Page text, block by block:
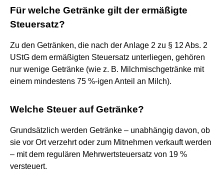
Für welche Getränke gilt der ermäßigte
Steuersatz?
Zu den Getränken, die nach der Anlage 2 zu § 12 Abs. 2
UStG dem ermäßigten Steuersatz unterliegen, gehören
nur wenige Getränke (wie z. B. Milchmischgetränke mit
einem mindestens 75 %-igen Anteil an Milch).
Welche Steuer auf Getränke?
Grundsätzlich werden Getränke – unabhängig davon, ob
sie vor Ort verzehrt oder zum Mitnehmen verkauft werden
– mit dem regulären Mehrwertsteuersatz von 19 %
versteuert.